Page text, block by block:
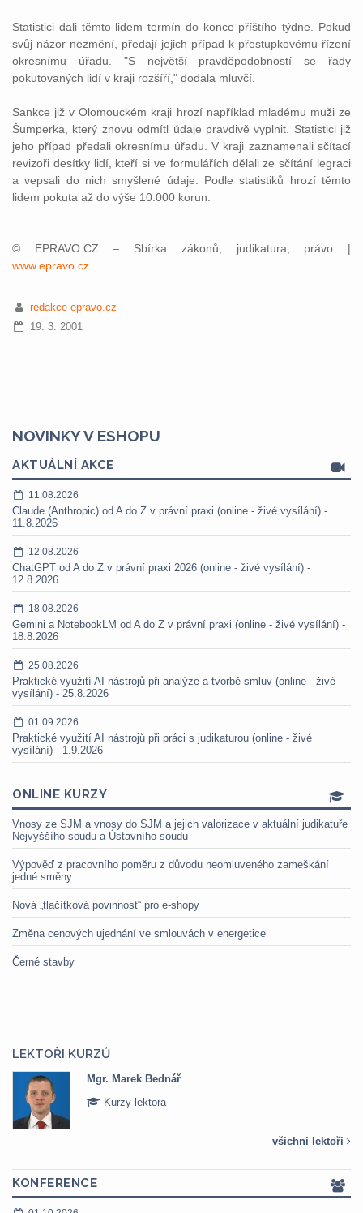
Statistici dali těmto lidem termín do konce příštího týdne. Pokud
svůj názor nezmění, předají jejich případ k přestupkovému řízení
okresnímu úřadu. "S největší pravděpodobností se řady
pokutovaných lidí v kraji rozšíří," dodala mluvčí.
Sankce již v Olomouckém kraji hrozí například mladému muži ze
Šumperka, který znovu odmítl údaje pravdivě vyplnit. Statistici již
jeho případ předali okresnímu úřadu. V kraji zaznamenali sčítací
revizoři desítky lidí, kteří si ve formulářích dělali ze sčítání legraci
a vepsali do nich smyšlené údaje. Podle statistiků hrozí těmto
lidem pokuta až do výše 10.000 korun.
© EPRAVO.CZ – Sbírka zákonů, judikatura, právo |
www.epravo.cz
redakce epravo.cz
19. 3. 2001
NOVINKY V ESHOPU
AKTUÁLNÍ AKCE
11.08.2026
Claude (Anthropic) od A do Z v právní praxi (online - živé vysílání) -
11.8.2026
12.08.2026
ChatGPT od A do Z v právní praxi 2026 (online - živé vysílání) -
12.8.2026
18.08.2026
Gemini a NotebookLM od A do Z v právní praxi (online - živé vysílání) -
18.8.2026
25.08.2026
Praktické využití AI nástrojů při analýze a tvorbě smluv (online - živé
vysílání) - 25.8.2026
01.09.2026
Praktické využití AI nástrojů při práci s judikaturou (online - živé
vysílání) - 1.9.2026
ONLINE KURZY
Vnosy ze SJM a vnosy do SJM a jejich valorizace v aktuální judikatuře
Nejvyššího soudu a Ústavního soudu
Výpověď z pracovního poměru z důvodu neomluveného zameškání
jedné směny
Nová „tlačítková povinnost“ pro e-shopy
Změna cenových ujednání ve smlouvách v energetice
Černé stavby
LEKTOŘI KURZŮ
Mgr. Marek Bednář
Kurzy lektora
všichni lektoři
KONFERENCE